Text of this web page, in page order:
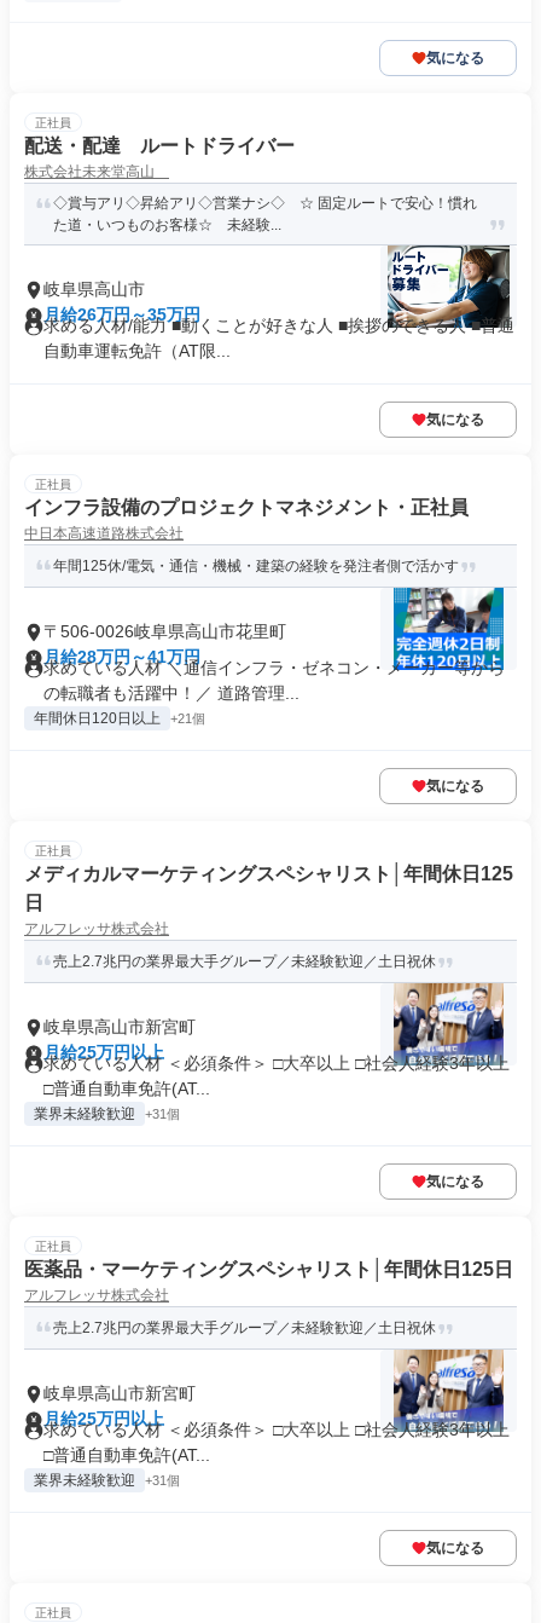
気になる
正社員
配送・配達 ルートドライバー
株式会社未来堂高山
◇賞与アリ◇昇給アリ◇営業ナシ◇ ☆ 固定ルートで安心！慣れ
た道・いつものお客様☆ 未経験...
岐阜県高山市
月給26万円～35万円
求める人材/能力 ■動くことが好きな人 ■挨拶のできる人 ■普通
自動車運転免許（AT限...
気になる
正社員
インフラ設備のプロジェクトマネジメント・正社員
中日本高速道路株式会社
年間125休/電気・通信・機械・建築の経験を発注者側で活かす
〒506-0026岐阜県高山市花里町
月給28万円～41万円
求めている人材 ＼通信インフラ・ゼネコン・メーカー等から
の転職者も活躍中！／ 道路管理...
年間休日120日以上 +21個
気になる
正社員
メディカルマーケティングスペシャリスト│年間休日125
日
アルフレッサ株式会社
売上2.7兆円の業界最大手グループ／未経験歓迎／土日祝休
岐阜県高山市新宮町
月給25万円以上
求めている人材 ＜必須条件＞ □大卒以上 □社会人経験3年以上
□普通自動車免許(AT...
業界未経験歓迎 +31個
気になる
正社員
医薬品・マーケティングスペシャリスト│年間休日125日
アルフレッサ株式会社
売上2.7兆円の業界最大手グループ／未経験歓迎／土日祝休
岐阜県高山市新宮町
月給25万円以上
求めている人材 ＜必須条件＞ □大卒以上 □社会人経験3年以上
□普通自動車免許(AT...
業界未経験歓迎 +31個
気になる
正社員